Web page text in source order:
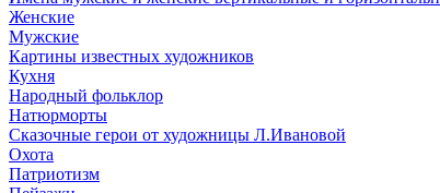
Женские
Мужские
Картины известных художников
Кухня
Народный фольклор
Натюрморты
Сказочные герои от художницы Л.Ивановой
Охота
Патриотизм